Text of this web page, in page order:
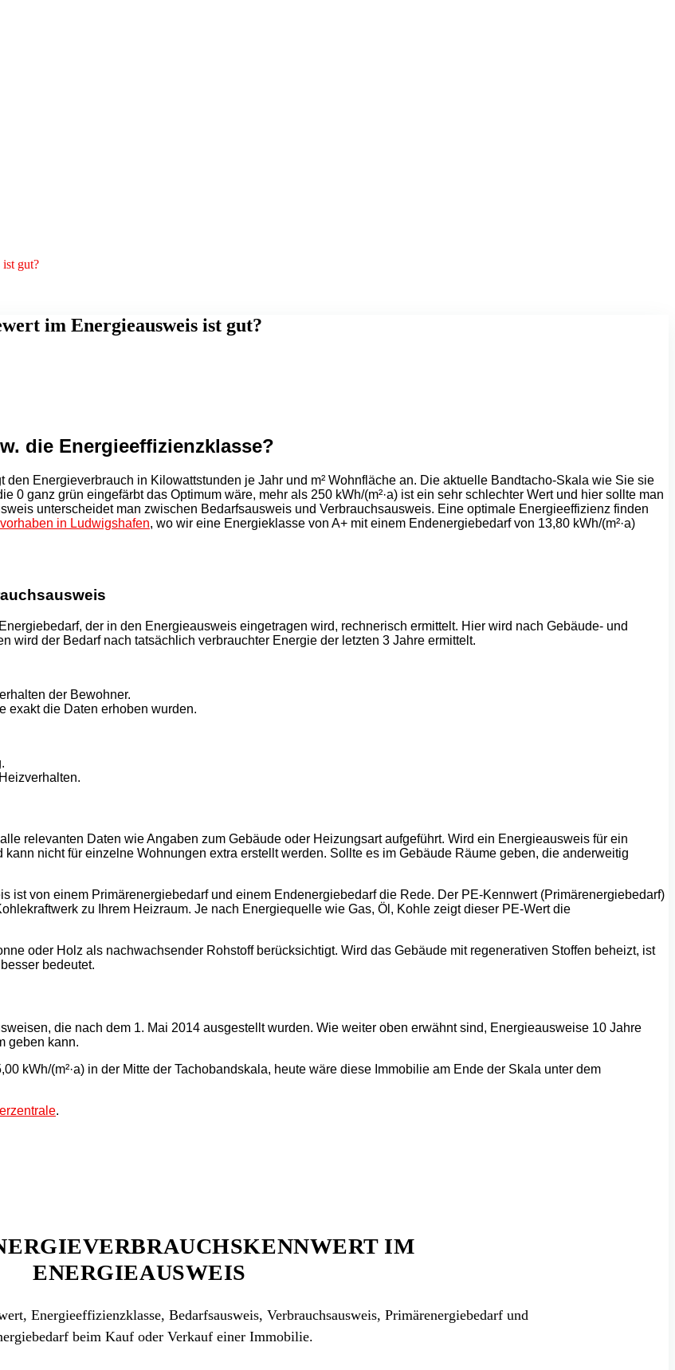
gut?
im Energieausweis ist gut?
die Energieeffizienzklasse?
Energieverbrauch in Kilowattstunden je Jahr und m² Wohnfläche an. Die aktuelle Bandtacho-Skala wie Sie sie
0 ganz grün eingefärbt das Optimum wäre, mehr als 250 kWh/(m²·a) ist ein sehr schlechter Wert und hier sollte man
unterscheidet man zwischen Bedarfsausweis und Verbrauchsausweis. Eine optimale Energieeffizienz finden
in Ludwigshafen, wo wir eine Energieklasse von A+ mit einem Endenergiebedarf von 13,80 kWh/(m²·a)
der in den Energieausweis eingetragen wird, rechnerisch ermittelt. Hier wird nach Gebäude- und
wird der Bedarf nach tatsächlich verbrauchter Energie der letzten 3 Jahre ermittelt.
der Bewohner.
exakt die Daten erhoben wurden.
relevanten Daten wie Angaben zum Gebäude oder Heizungsart aufgeführt. Wird ein Energieausweis für ein
nicht für einzelne Wohnungen extra erstellt werden. Sollte es im Gebäude Räume geben, die anderweitig
ist von einem Primärenergiebedarf und einem Endenergiebedarf die Rede. Der PE-Kennwert (Primärenergiebedarf)
zu Ihrem Heizraum. Je nach Energiequelle wie Gas, Öl, Kohle zeigt dieser PE-Wert die
oder Holz als nachwachsender Rohstoff berücksichtigt. Wird das Gebäude mit regenerativen Stoffen beheizt, ist
bedeutet.
die nach dem 1. Mai 2014 ausgestellt wurden. Wie weiter oben erwähnt sind, Energieausweise 10 Jahre
geben kann.
kWh/(m²·a) in der Mitte der Tachobandskala, heute wäre diese Immobilie am Ende der Skala unter dem
.
IM
ENERGIEAUSWEIS
Energieeffizienzklasse, Bedarfsausweis, Verbrauchsausweis, Primärenergiebedarf und
beim Kauf oder Verkauf einer Immobilie.